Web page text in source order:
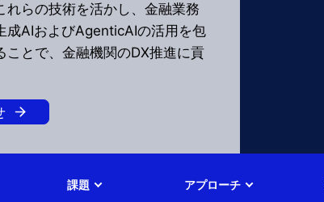
れらの技術を活かし、金融業務
成AIおよびAgenticAIの活用を包
ことで、金融機関のDX推進に貢
課題 アプローチ